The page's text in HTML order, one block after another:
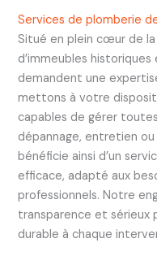
Services de plomberie
Situé en plein cœur de
d’immeubles
demandent une
mettons à votre
capables de gérer
dépannage, entretien
bénéficie ainsi d’un
efficace, adapté aux
professionnels. Notre
transparence et sérieux
durable à chaque